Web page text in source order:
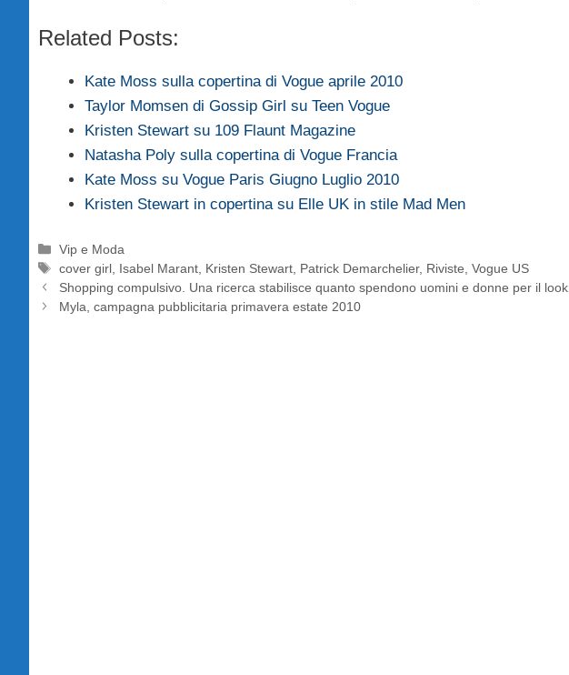
Related Posts:
Kate Moss sulla copertina di Vogue aprile 2010
Taylor Momsen di Gossip Girl su Teen Vogue
Kristen Stewart su 109 Flaunt Magazine
Natasha Poly sulla copertina di Vogue Francia
Kate Moss su Vogue Paris Giugno Luglio 2010
Kristen Stewart in copertina su Elle UK in stile Mad Men
Categorie
Vip e Moda
Tag
cover girl Isabel Marant Kristen Stewart Patrick Demarchelier, Riviste ,Vogue US
Shopping compulsivo. Una ricerca stabilisce quanto spendono uomini e donne per il look
Myla, campagna pubblicitaria primavera estate 2010